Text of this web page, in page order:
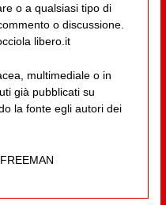
o a qualsiasi tipo di
o discussione.
libero.it
multimediale o in
già pubblicati su
la fonte egli autori dei